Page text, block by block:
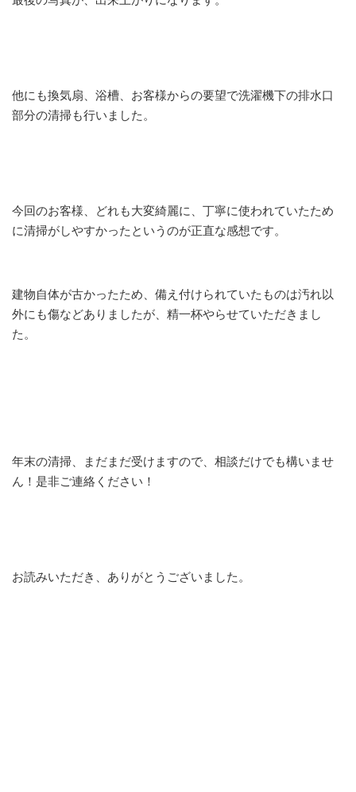
他にも換気扇、浴槽、お客様からの要望で洗濯機下の排水口
部分の清掃も行いました。
今回のお客様、どれも大変綺麗に、丁寧に使われていたため
に清掃がしやすかったというのが正直な感想です。
建物自体が古かったため、備え付けられていたものは汚れ以
外にも傷などありましたが、精一杯やらせていただきまし
た。
年末の清掃、まだまだ受けますので、相談だけでも構いませ
ん！是非ご連絡ください！
お読みいただき、ありがとうございました。